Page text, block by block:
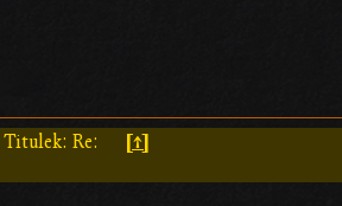
Titulek: Re: [↑]